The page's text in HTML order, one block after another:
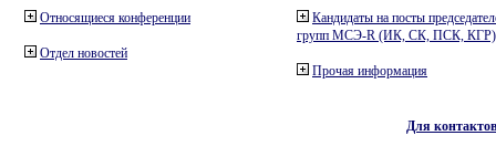
Относящиеся конференции
Отдел новостей
Кандидаты на посты
групп МСЭ-R (ИК, СК, ПСК, КГР)
Прочая информация
Для контактов